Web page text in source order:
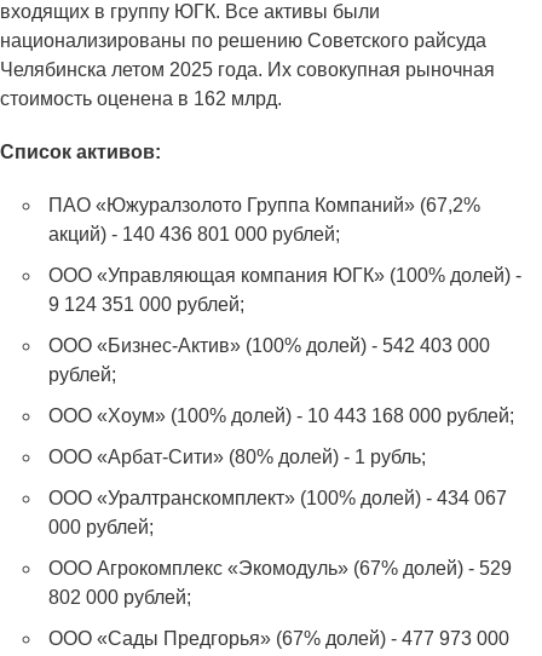
входящих в группу ЮГК. Все активы были
национализированы по решению Советского райсуда
Челябинска летом 2025 года. Их совокупная рыночная
стоимость оценена в 162 млрд.
Список активов:
ПАО «Южуралзолото Группа Компаний» (67,2%
акций) - 140 436 801 000 рублей;
ООО «Управляющая компания ЮГК» (100% долей) -
9 124 351 000 рублей;
ООО «Бизнес-Актив» (100% долей) - 542 403 000
рублей;
ООО «Хоум» (100% долей) - 10 443 168 000 рублей;
ООО «Арбат-Сити» (80% долей) - 1 рубль;
ООО «Уралтранскомплект» (100% долей) - 434 067
000 рублей;
ООО Агрокомплекс «Экомодуль» (67% долей) - 529
802 000 рублей;
ООО «Сады Предгорья» (67% долей) - 477 973 000